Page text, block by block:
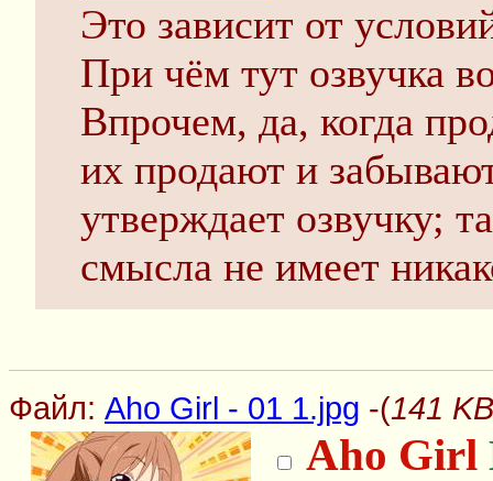
Это зависит от
При чём тут озвучка
Впрочем, да, когда
их продают и
утверждает озвучку;
смысла не имеет
Файл: Aho Girl - 01 1.jpg -(141
Aho Girl